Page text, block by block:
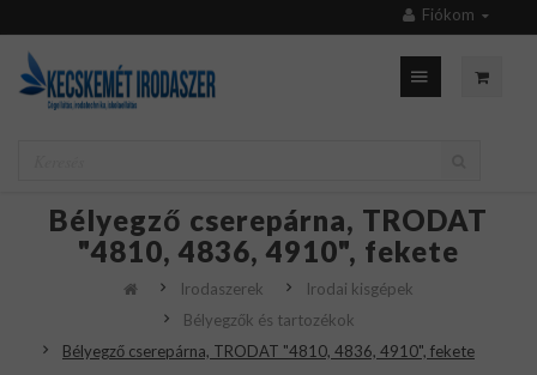
Fiókom
Bélyegző cserepárna, TRODAT
"4810, 4836, 4910", fekete
Irodaszerek
Irodai kisgépek
Bélyegzők és tartozékok
Bélyegző cserepárna, TRODAT "4810, 4836, 4910", fekete